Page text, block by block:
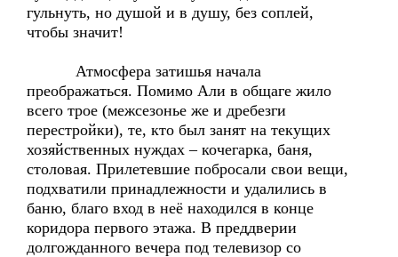
гульнуть, но душой и в душу, без соплей,
чтобы значит!
Атмосфера затишья начала
преображаться. Помимо Али в общаге жило
всего трое (межсезонье же и дребезги
перестройки), те, кто был занят на текущих
хозяйственных нуждах – кочегарка, баня,
столовая. Прилетевшие побросали свои вещи,
подхватили принадлежности и удалились в
баню, благо вход в неё находился в конце
коридора первого этажа. В преддверии
долгожданного вечера под телевизор со